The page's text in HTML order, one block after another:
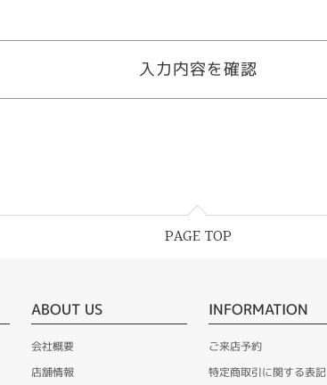
PAGE TOP
ABOUT US
会社概要
店舗情報
INFORMATION
ご来店予約
特定商取引に関する表記